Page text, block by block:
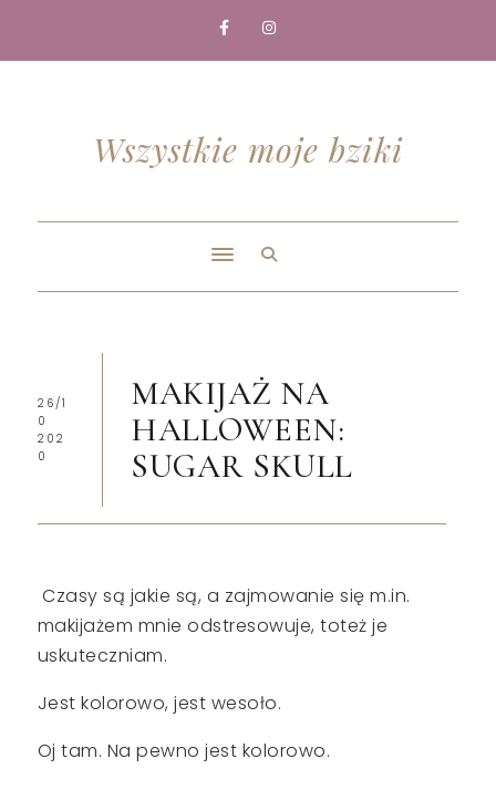
Wszystkie moje bziki
26/1
0
202
0
MAKIJAŻ NA
HALLOWEEN:
SUGAR SKULL
Czasy są jakie są, a zajmowanie się m.in.
makijażem mnie odstresowuje, toteż je
uskuteczniam.
Jest kolorowo, jest wesoło.
Oj tam. Na pewno jest kolorowo.